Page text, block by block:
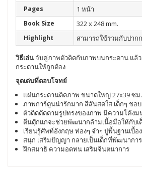
Pages 1 หน้า
Book Size 322 x 248 mm.
Highlight สามารถใช้ร่วมกับปาก
วิธีเล่นจับคู่ภาพตัวติดกับภาพบนกระดาน แล้
กระดานให้ถูกต้อง
จุดเด่นที่ตอบโจทย์
แผ่นกระดานติดภาพ ขนาดใหญ่ 27x39 ซม.
ภาพการ์ตูนน่ารักมาก สีสันสดใส เด็กๆ ชอบ
ตัวติดตัดตามรูปทรงของภาพ มีความโค้งม
ตีนตุ๊กแกจะช่วยพัฒนากล้ามเนื้อมือให้กับเ
เรียนรู้ศัพท์อังกฤษ ท่องๆ จำๆ ปูพื้นฐานเบื้อ
สนุก เสริมปัญญา กลายเป็นเด็กที่พัฒนากา
ฝึกสมาธิ ความอดทน เสริมจินตนาการ